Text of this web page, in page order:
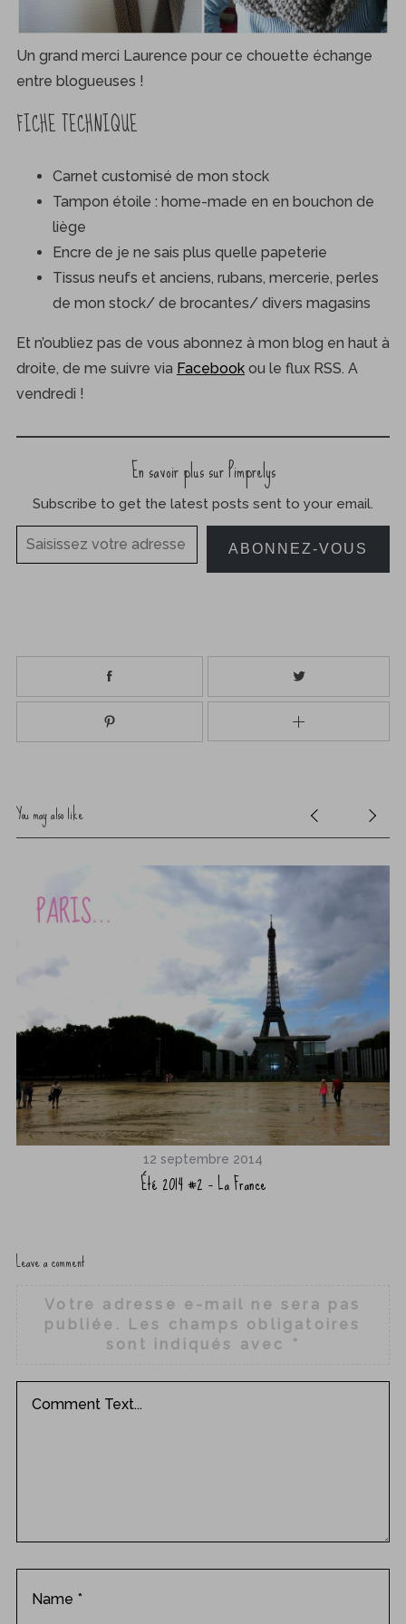
Un grand merci Laurence pour ce chouette échange
entre blogueuses !
FICHE TECHNIQUE
Carnet customisé de mon stock
Tampon étoile : home-made en en bouchon de
liège
Encre de je ne sais plus quelle papeterie
Tissus neufs et anciens, rubans, mercerie, perles
de mon stock/ de brocantes/ divers magasins
Et n’oubliez pas de vous abonnez à mon blog en haut à
droite, de me suivre via Facebookou le flux RSS. A
vendredi !
En savoir plus sur Pimprelys
Subscribe to get the latest posts sent to your email.
Saisissez votre adresse e-mail…
ABONNEZ-VOUS
You may also like
12 septembre 2014
Été 2014 #2 – La France
Leave a comment
Votre adresse e-mail ne sera pas
publiée.
Les champs obligatoires
sont indiqués avec
*